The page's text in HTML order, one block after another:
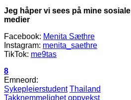
Jeg håper vi sees på mine sosiale
medier
Facebook: Menita Sæthre
Instagram: menita_saethre
TikTok: me9tas
8
Emneord:
Sykepleierstudent Thailand
Takknemmelighet oppvekst